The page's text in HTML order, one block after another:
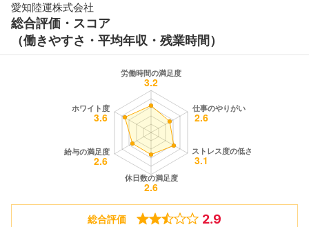
愛知陸運株式会社
総合評価・スコア
（働きやすさ・平均年収・残業時間）
総合評価 2.9